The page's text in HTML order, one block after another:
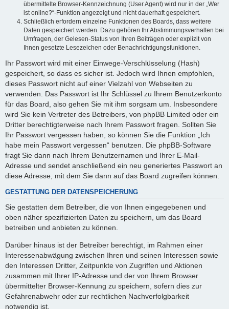
übermittelte Browser-Kennzeichnung (User Agent) wird nur in der „Wer
ist online?“-Funktion angezeigt und nicht dauerhaft gespeichert.
Schließlich erfordern einzelne Funktionen des Boards, dass weitere
Daten gespeichert werden. Dazu gehören Ihr Abstimmungsverhalten bei
Umfragen, der Gelesen-Status von Ihren Beiträgen oder explizit von
Ihnen gesetzte Lesezeichen oder Benachrichtigungsfunktionen.
Ihr Passwort wird mit einer Einwege-Verschlüsselung (Hash)
gespeichert, so dass es sicher ist. Jedoch wird Ihnen empfohlen,
dieses Passwort nicht auf einer Vielzahl von Webseiten zu
verwenden. Das Passwort ist Ihr Schlüssel zu Ihrem Benutzerkonto
für das Board, also gehen Sie mit ihm sorgsam um. Insbesondere
wird Sie kein Vertreter des Betreibers, von phpBB Limited oder ein
Dritter berechtigterweise nach Ihrem Passwort fragen. Sollten Sie
Ihr Passwort vergessen haben, so können Sie die Funktion „Ich
habe mein Passwort vergessen“ benutzen. Die phpBB-Software
fragt Sie dann nach Ihrem Benutzernamen und Ihrer E-Mail-
Adresse und sendet anschließend ein neu generiertes Passwort an
diese Adresse, mit dem Sie dann auf das Board zugreifen können.
GESTATTUNG DER DATENSPEICHERUNG
Sie gestatten dem Betreiber, die von Ihnen eingegebenen und
oben näher spezifizierten Daten zu speichern, um das Board
betreiben und anbieten zu können.
Darüber hinaus ist der Betreiber berechtigt, im Rahmen einer
Interessenabwägung zwischen Ihren und seinen Interessen sowie
den Interessen Dritter, Zeitpunkte von Zugriffen und Aktionen
zusammen mit Ihrer IP-Adresse und der von Ihrem Browser
übermittelter Browser-Kennung zu speichern, sofern dies zur
Gefahrenabwehr oder zur rechtlichen Nachverfolgbarkeit
notwendig ist.